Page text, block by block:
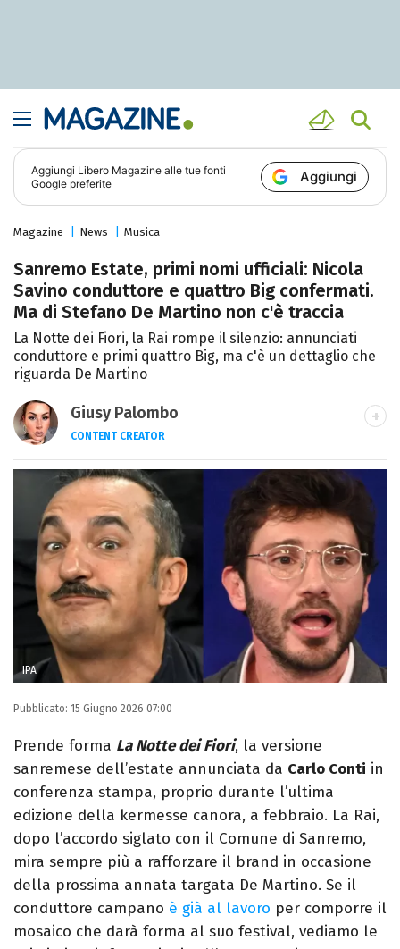
Aggiungi Libero Magazine alle tue fonti
Google preferite
Aggiungi
Magazine News Musica
Sanremo Estate, primi nomi ufficiali: Nicola
Savino conduttore e quattro Big confermati.
Ma di Stefano De Martino non c'è traccia
La Notte dei Fiori, la Rai rompe il silenzio: annunciati
conduttore e primi quattro Big, ma c'è un dettaglio che
riguarda De Martino
Giusy Palombo
CONTENT CREATOR
LINKEDIN
INSTAGRAM ALTRI SITI
Giornalista e content creator. Racconto
cultura pop e spettacolo tra articoli e
video, con uno stile diretto e autoriale.
IPA
Pubblicato: 15 Giugno 2026 07:00
Prende forma La Notte dei Fiori, la versione
sanremese dell’estate annunciata da Carlo Conti in
conferenza stampa, proprio durante l’ultima
edizione della kermesse canora, a febbraio. La Rai,
dopo l’accordo siglato con il Comune di Sanremo,
mira sempre più a rafforzare il brand in occasione
della prossima annata targata De Martino. Se il
conduttore campano è già al lavoro per comporre il
mosaico che darà forma al suo festival, vediamo le